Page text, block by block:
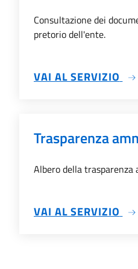
Consultazione dei
pretorio dell'ente.
VAI AL SERVIZIO
Trasparenza
Albero della
VAI AL SERVIZIO